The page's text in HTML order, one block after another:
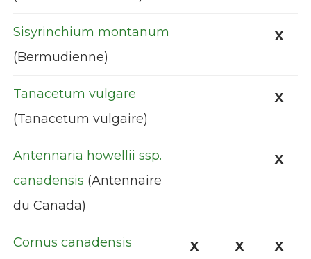
Sisyrinchium montanum
(Bermudienne)
X
Tanacetum vulgare
(Tanacetum vulgaire)
X
Antennaria howellii ssp.
canadensis (Antennaire
du Canada)
X
Cornus canadensis
X X X